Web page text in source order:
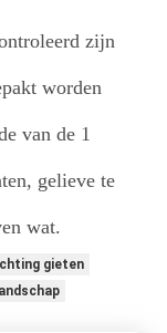
zijn
worden
van de 1
gelieve te
wat.
gieten